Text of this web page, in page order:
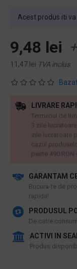
Acest produs iti
9,48 lei
11,47 lei TVA inclus
GARANTAM
​Bucura-te de
rapida!
PRODUSUL
De catre
ACTIVI IN
Produs
LIVRARE
Termenul de
3 zile
zile lucratoare
cazul
peste 490